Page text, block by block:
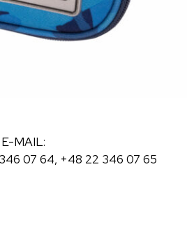
MAIL:
07 64, +48 22 346 07 65